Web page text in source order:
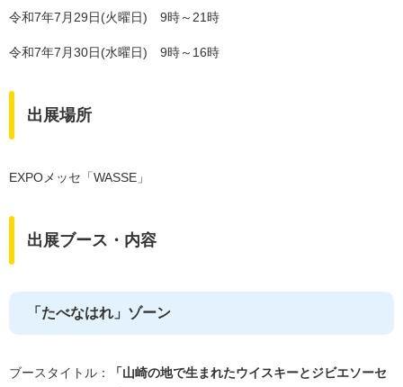
令和7年7月29日(火曜日) 9時～21時
令和7年7月30日(水曜日) 9時～16時
出展場所
EXPOメッセ「WASSE」
出展ブース・内容
「たべなはれ」ゾーン
ブースタイトル：
「山崎の地で生まれたウイスキーとジビエソーセ